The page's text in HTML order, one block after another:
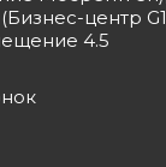
центр
4.5